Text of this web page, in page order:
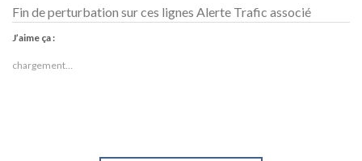
Fin de perturbation sur ces lignes Alerte Trafic associé
J’aime ça :
chargement…